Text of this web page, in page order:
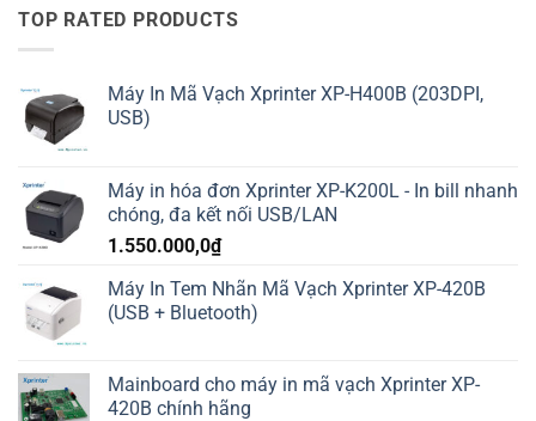
TOP RATED PRODUCTS
Máy In Mã Vạch Xprinter XP-H400B (203DPI,
USB)
Máy in hóa đơn Xprinter XP-K200L - In bill nhanh
chóng, đa kết nối USB/LAN
1.550.000,0₫
Máy In Tem Nhãn Mã Vạch Xprinter XP-420B
(USB + Bluetooth)
Mainboard cho máy in mã vạch Xprinter XP-
420B chính hãng